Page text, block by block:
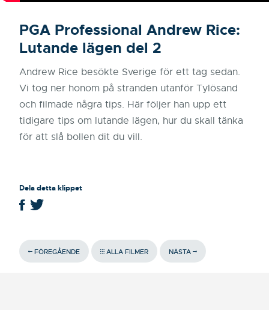
PGA Professional Andrew Rice:
Lutande lägen del 2
Andrew Rice besökte Sverige för ett tag sedan.
Vi tog ner honom på stranden utanför Tylösand
och filmade några tips. Här följer han upp ett
tidigare tips om lutande lägen, hur du skall tänka
för att slå bollen dit du vill.
Dela detta klippet
FÖREGÅENDE ALLA FILMER NÄSTA